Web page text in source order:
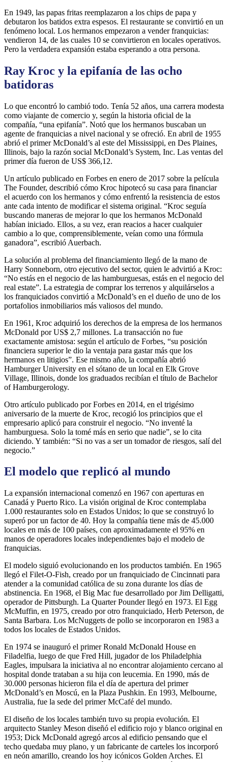
En 1949, las papas fritas reemplazaron a los chips de papa y
debutaron los batidos extra espesos. El restaurante se convirtió en un
fenómeno local. Los hermanos empezaron a vender franquicias:
vendieron 14, de las cuales 10 se convirtieron en locales operativos.
Pero la verdadera expansión estaba esperando a otra persona.
Ray Kroc y la epifanía de las ocho
batidoras
Lo que encontró lo cambió todo. Tenía 52 años, una carrera modesta
como viajante de comercio y, según la historia oficial de la
compañía, “una epifanía”. Notó que los hermanos buscaban un
agente de franquicias a nivel nacional y se ofreció. En abril de 1955
abrió el primer McDonald’s al este del Mississippi, en Des Plaines,
Illinois, bajo la razón social McDonald’s System, Inc. Las ventas del
primer día fueron de US$ 366,12.
Un artículo publicado en Forbes en enero de 2017 sobre la película
The Founder, describió cómo Kroc hipotecó su casa para financiar
el acuerdo con los hermanos y cómo enfrentó la resistencia de estos
ante cada intento de modificar el sistema original. “Kroc seguía
buscando maneras de mejorar lo que los hermanos McDonald
habían iniciado. Ellos, a su vez, eran reacios a hacer cualquier
cambio a lo que, comprensiblemente, veían como una fórmula
ganadora”, escribió Auerbach.
La solución al problema del financiamiento llegó de la mano de
Harry Sonneborn, otro ejecutivo del sector, quien le advirtió a Kroc:
“No estás en el negocio de las hamburguesas, estás en el negocio del
real estate”. La estrategia de comprar los terrenos y alquilárselos a
los franquiciados convirtió a McDonald’s en el dueño de uno de los
portafolios inmobiliarios más valiosos del mundo.
En 1961, Kroc adquirió los derechos de la empresa de los hermanos
McDonald por US$ 2,7 millones. La transacción no fue
exactamente amistosa: según el artículo de Forbes, “su posición
financiera superior le dio la ventaja para gastar más que los
hermanos en litigios”. Ese mismo año, la compañía abrió
Hamburger University en el sótano de un local en Elk Grove
Village, Illinois, donde los graduados recibían el título de Bachelor
of Hamburgerology.
Otro artículo publicado por Forbes en 2014, en el trigésimo
aniversario de la muerte de Kroc, recogió los principios que el
empresario aplicó para construir el negocio. “No inventé la
hamburguesa. Solo la tomé más en serio que nadie”, se lo cita
diciendo. Y también: “Si no vas a ser un tomador de riesgos, salí del
negocio.”
El modelo que replicó al mundo
La expansión internacional comenzó en 1967 con aperturas en
Canadá y Puerto Rico. La visión original de Kroc contemplaba
1.000 restaurantes solo en Estados Unidos; lo que se construyó lo
superó por un factor de 40. Hoy la compañía tiene más de 45.000
locales en más de 100 países, con aproximadamente el 95% en
manos de operadores locales independientes bajo el modelo de
franquicias.
El modelo siguió evolucionando en los productos también. En 1965
llegó el Filet-O-Fish, creado por un franquiciado de Cincinnati para
atender a la comunidad católica de su zona durante los días de
abstinencia. En 1968, el Big Mac fue desarrollado por Jim Delligatti,
operador de Pittsburgh. La Quarter Pounder llegó en 1973. El Egg
McMuffin, en 1975, creado por otro franquiciado, Herb Peterson, de
Santa Barbara. Los McNuggets de pollo se incorporaron en 1983 a
todos los locales de Estados Unidos.
En 1974 se inauguró el primer Ronald McDonald House en
Filadelfia, luego de que Fred Hill, jugador de los Philadelphia
Eagles, impulsara la iniciativa al no encontrar alojamiento cercano al
hospital donde trataban a su hija con leucemia. En 1990, más de
30.000 personas hicieron fila el día de apertura del primer
McDonald’s en Moscú, en la Plaza Pushkin. En 1993, Melbourne,
Australia, fue la sede del primer McCafé del mundo.
El diseño de los locales también tuvo su propia evolución. El
arquitecto Stanley Meson diseñó el edificio rojo y blanco original en
1953; Dick McDonald agregó arcos al edificio pensando que el
techo quedaba muy plano, y un fabricante de carteles los incorporó
en neón amarillo, creando los hoy icónicos Golden Arches. El